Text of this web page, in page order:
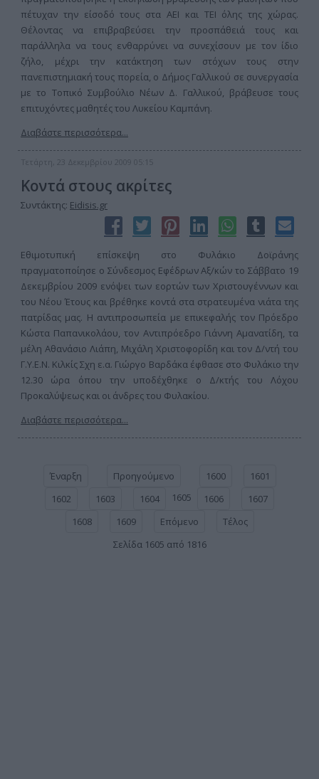
πέτυχαν την είσοδό τους στα ΑΕΙ και ΤΕΙ όλης της χώρας.
Θέλοντας να επιβραβεύσει την προσπάθειά τους και
παράλληλα να τους ενθαρρύνει να συνεχίσουν με τον ίδιο
ζήλο, μέχρι την κατάκτηση των στόχων τους στην
πανεπιστημιακή τους πορεία, ο Δήμος Γαλλικού σε συνεργασία
με το Τοπικό Συμβούλιο Νέων Δ. Γαλλικού, βράβευσε τους
επιτυχόντες μαθητές του Λυκείου Καμπάνη.
Διαβάστε περισσότερα...
Τετάρτη, 23 Δεκεμβρίου 2009 05:15
Κοντά στους ακρίτες
Συντάκτης: Eidisis.gr
Εθιμοτυπική επίσκεψη στο Φυλάκιο Δοϊράνης
πραγματοποίησε ο Σύνδεσμος Εφέδρων Αξ/κών το Σάββατο 19
Δεκεμβρίου 2009 ενόψει των εορτών των Χριστουγέννων και
του Νέου Έτους και βρέθηκε κοντά στα στρατευμένα νιάτα της
πατρίδας μας. Η αντιπροσωπεία με επικεφαλής τον Πρόεδρο
Κώστα Παπανικολάου, τον Αντιπρόεδρο Γιάννη Αμανατίδη, τα
μέλη Αθανάσιο Λιάπη, Μιχάλη Χριστοφορίδη και τον Δ/ντή του
Γ.Υ.Ε.Ν. Κιλκίς Σχη ε.α. Γιώργο Βαρδάκα έφθασε στο Φυλάκιο την
12.30 ώρα όπου την υποδέχθηκε ο Δ/κτής του Λόχου
Προκαλύψεως και οι άνδρες του Φυλακίου.
Διαβάστε περισσότερα...
Έναρξη Προηγούμενο 1600
1601
1602
1603 1604 1605 1606
1607
1608
1609 Επόμενο
Τέλος
Σελίδα 1605 από 1816